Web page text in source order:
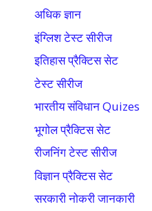
अधिक ज्ञान
इंग्लिश टेस्ट सीरीज
इतिहास प्रैक्टिस सेट
टेस्ट सीरीज
भारतीय संविधान Quizes
भूगोल प्रैक्टिस सेट
रीजनिंग टेस्ट सीरीज
विज्ञान प्रैक्टिस सेट
सरकारी नोकरी जानकारी